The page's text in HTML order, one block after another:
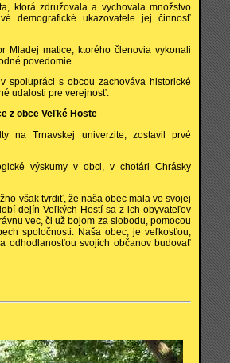
ktorá združovala a vychovala množstvo
demografické ukazovatele jej činnosť
Mladej matice, ktorého členovia vykonali
povedomie.
spolupráci s obcou zachováva historické
udalosti pre verejnosť.
z obce Veľké Hoste
na Trnavskej univerzite, zostavil prvé
výskumy v obci, v chotári Chrásky
však tvrdiť, že naša obec mala vo svojej
dejín Veľkých Hostí sa z ich obyvateľov
vec, či už bojom za slobodu, pomocou
spoločnosti. Naša obec, je veľkosťou,
odhodlanosťou svojich občanov budovať